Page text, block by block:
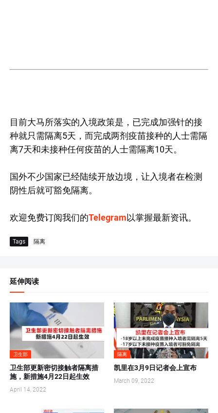
目前大马所落实的入境政策是，已完成加强针的接
种就只需隔离5天，而完成两剂疫苗接种的人士需隔
离7天和未接种任何疫苗的人士需隔离10天。
国外不少国家已经陆续开放边境，让入境者在检测
阴性后就可豁免隔离。
欢迎免费订阅我们的Telegram以掌握最新资讯。
Tags 隔离
延伸阅读
卫生部
卫生部更新密切接触者隔离措
施，新措施4月22日起生效
April 14, 2022
隔离
凯里在3月9日记者会上宣布
March 09, 2022